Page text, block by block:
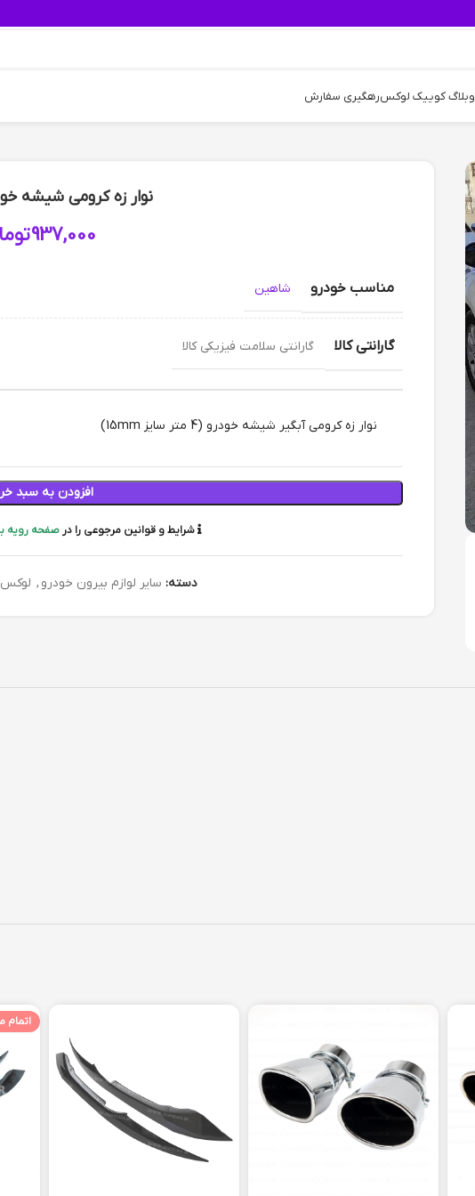
وبلاگ کوییک لوکسرهگیری سفارش
نوار زه کرومی شیشه
937,000
مناسب خودرو شاهین
گارانتی کالا گارانتی سلامت فیزیکی کالا
نوار زه کرومی آبگیر شیشه خودرو (4 متر سایز 15mm)
افزودن به سبد
شرایط و قوانین مرجوعی را در صفحه رویه
دسته: سایر لوازم بیرون خودرو , لوکس
اتمام